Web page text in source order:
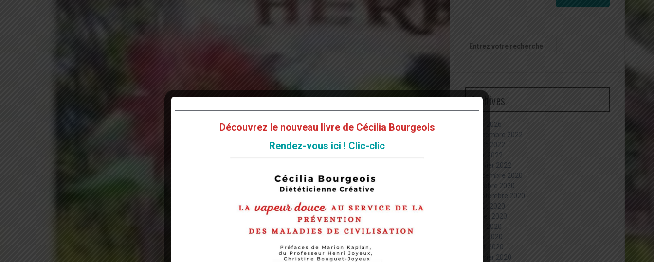
Recherche
pour
Archives
juin 2026
décembre 2022
août 2022
mai 2022
janvier 2022
décembre 2020
octobre 2020
septembre 2020
août 2020
juillet 2020
juin 2020
mai 2020
avril 2020
février 2020
Découvrez le nouveau livre de Cécilia Bourgeois
Rendez-vous ici ! Clic-clic